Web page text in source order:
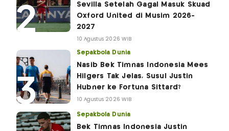
Sevilla Setelah Gagal Masuk Skuad
Oxford United di Musim 2026-
2027
10 Agustus 2026 WIB
Sepakbola Dunia
Nasib Bek Timnas Indonesia Mees
Hilgers Tak Jelas, Susul Justin
Hubner ke Fortuna Sittard?
10 Agustus 2026 WIB
Sepakbola Dunia
Bek Timnas Indonesia Justin